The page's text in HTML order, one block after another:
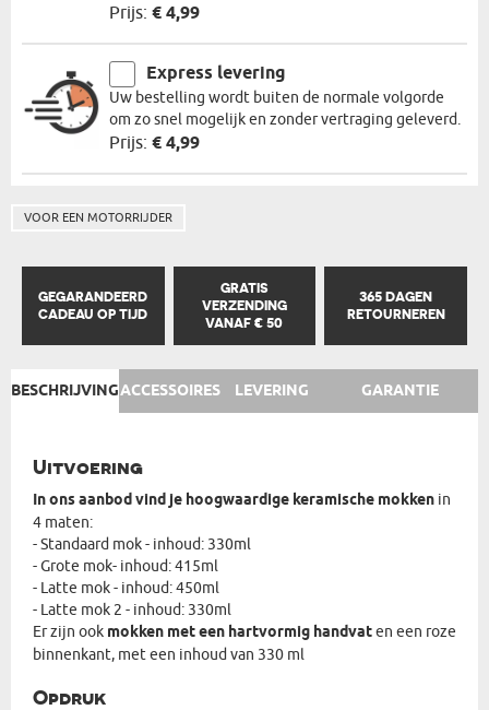
Prijs: € 4,99
Express levering
Uw bestelling wordt buiten de normale volgorde
om zo snel mogelijk en zonder vertraging geleverd.
Prijs: € 4,99
VOOR EEN MOTORRIJDER
GEGARANDEERD
CADEAU OP TIJD
GRATIS
VERZENDING
VANAF € 50
365 DAGEN
RETOURNEREN
BESCHRIJVINGACCESSOIRES LEVERING GARANTIE
Uitvoering
In ons aanbod vind je hoogwaardige keramische mokken in
4 maten:
- Standaard mok - inhoud: 330ml
- Grote mok- inhoud: 415ml
- Latte mok - inhoud: 450ml
- Latte mok 2 - inhoud: 330ml
Er zijn ook mokken met een hartvormig handvaten een roze
binnenkant, met een inhoud van 330 ml
Opdruk